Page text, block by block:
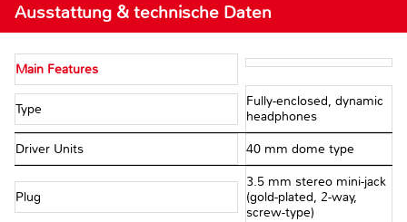
Ausstattung & technische Daten
Main Features
Type
Fully-enclosed, dynamic
headphones
Driver Units 40 mm dome type
Plug
3.5 mm stereo mini-jack
(gold-plated, 2-way,
screw-type)